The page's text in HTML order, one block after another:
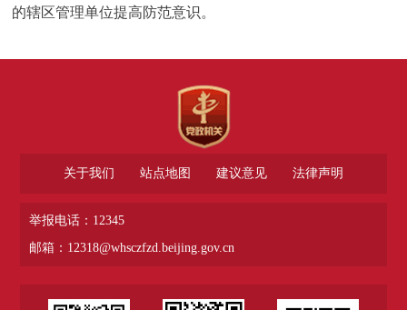
的辖区管理单位提高防范意识。
关于我们 站点地图 建议意见 法律声明
举报电话：12345
邮箱：12318@whsczfzd.beijing.gov.cn